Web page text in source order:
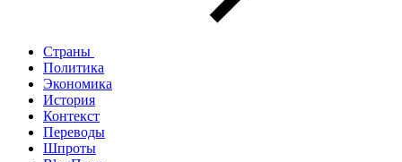
Страны
Политика
Экономика
История
Контекст
Переводы
Шпроты